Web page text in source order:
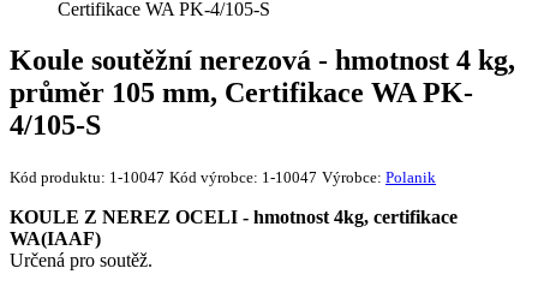
Certifikace WA PK-4/105-S
Koule soutěžní nerezová - hmotnost 4 kg,
průměr 105 mm, Certifikace WA PK-
4/105-S
Kód produktu: 1-10047 Kód výrobce: 1-10047 Výrobce: Polanik
KOULE Z NEREZ OCELI - hmotnost 4kg, certifikace
WA(IAAF)
Určená pro soutěž.